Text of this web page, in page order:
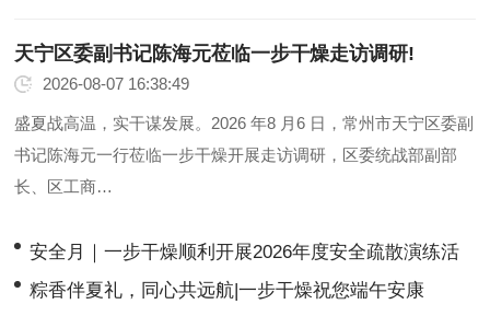
天宁区委副书记陈海元莅临一步干燥走访调研!
2026-08-07 16:38:49
盛夏战高温，实干谋发展。2026 年8 月6 日，常州市天宁区委副
书记陈海元一行莅临一步干燥开展走访调研，区委统战部副部
长、区工商…
安全月｜一步干燥顺利开展2026年度安全疏散演练活
粽香伴夏礼，同心共远航|一步干燥祝您端午安康